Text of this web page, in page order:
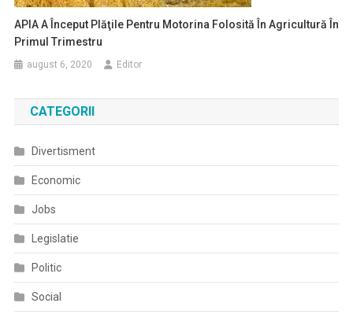
APIA A Început Plăţile Pentru Motorina Folosită În Agricultură În
Primul Trimestru
august 6, 2020 Editor
CATEGORII
Divertisment
Economic
Jobs
Legislatie
Politic
Social